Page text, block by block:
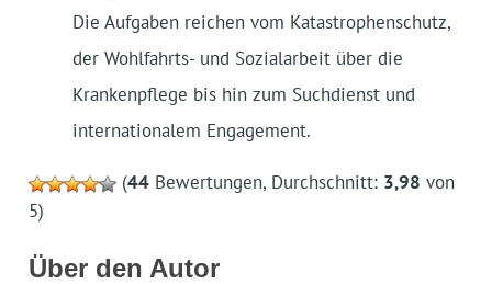
Die Aufgaben reichen vom Katastrophenschutz,
der Wohlfahrts- und Sozialarbeit über die
Krankenpflege bis hin zum Suchdienst und
internationalem Engagement.
(44Bewertungen, Durchschnitt: 3,98 von
5)
Über den Autor